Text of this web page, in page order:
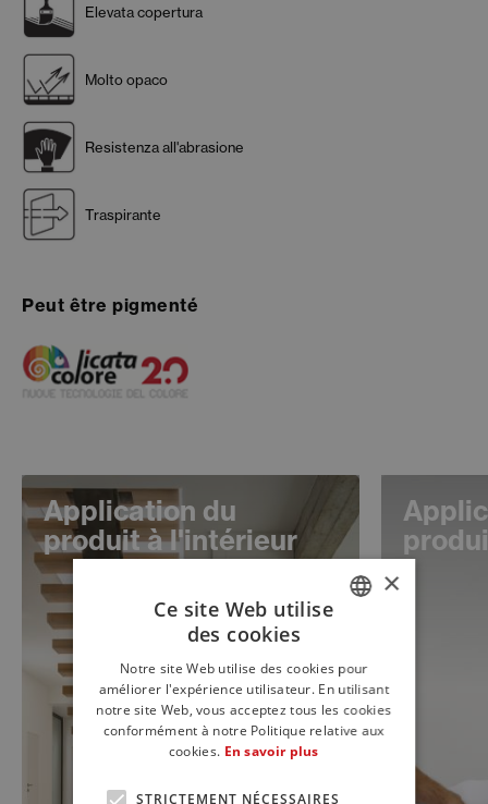
Elevata copertura
Molto opaco
Resistenza all'abrasione
Traspirante
Peut être pigmenté
Application du
produit à l'intérieur
ENGLISH
FRENCH
×
Ce site Web utilise
des cookies
Notre site Web utilise des cookies pour
améliorer l'expérience utilisateur. En utilisant
notre site Web, vous acceptez tous les cookies
conformément à notre Politique relative aux
cookies. En savoir plus
STRICTEMENT NÉCESSAIRES